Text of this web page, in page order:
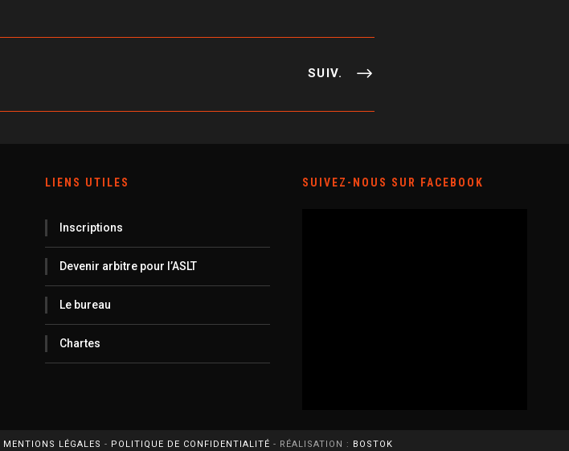
SUIV.
LIENS UTILES
Inscriptions
Devenir arbitre pour l’ASLT
Le bureau
Chartes
SUIVEZ-NOUS SUR FACEBOOK
MENTIONS LÉGALES - POLITIQUE DE CONFIDENTIALITÉ - RÉALISATION : BOSTOK